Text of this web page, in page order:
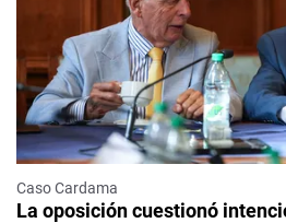
Caso Cardama
La oposición cuestionó